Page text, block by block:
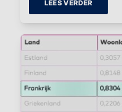
LEES VERDER